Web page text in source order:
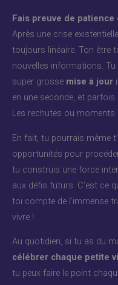
Fais preuve de
Après une crise
toujours linéaire. Ton être
nouvelles informations.
super grosse mise à jour
en une seconde, et
Les rechutes ou
En fait, tu pourrais même
opportunités pour
tu construis une force
aux défis futurs. C’est ce
toi compte de l’immense
vivre !
Au quotidien, si tu as du
célébrer chaque petite
tu peux faire le point